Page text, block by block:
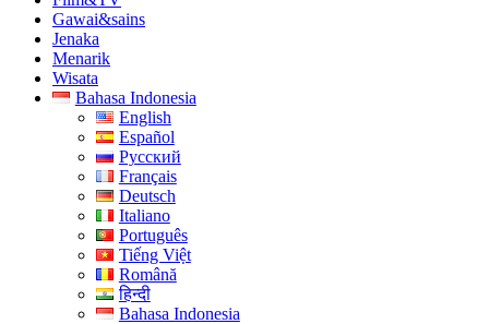
Gawai&sains
Jenaka
Menarik
Wisata
Bahasa Indonesia
English
Español
Русский
Français
Deutsch
Italiano
Português
Tiếng Việt
Română
हिन्दी
Bahasa Indonesia